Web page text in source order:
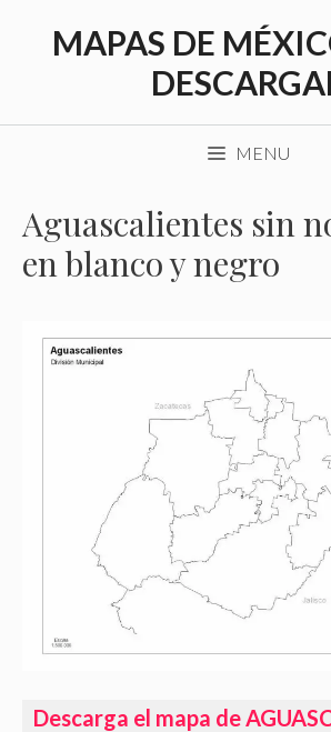
MAPAS DE
MENU
Aguascalientes sin
en blanco y negro
Descarga el mapa de